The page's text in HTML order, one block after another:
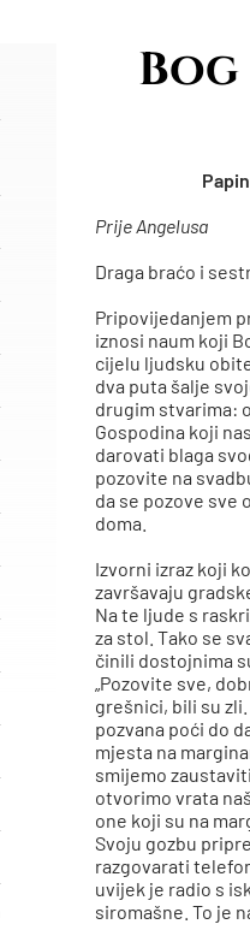
Prije Angelusa
Draga braćo i
Pripovijedanjem
iznosi naum koji
cijelu ljudsku
dva puta šalje
drugim stvarima:
Gospodina koji
darovati blaga
pozovite na
da se pozove sve
doma.
Izvorni izraz koji
završavaju
Na te ljude s
za stol. Tako se
činili dostojnima
„Pozovite sve,
grešnici, bili su
pozvana poći do
mjesta na
smijemo
otvorimo vrata
one koji su na
Svoju gozbu
razgovarati
uvijek je radio s
siromašne. To je